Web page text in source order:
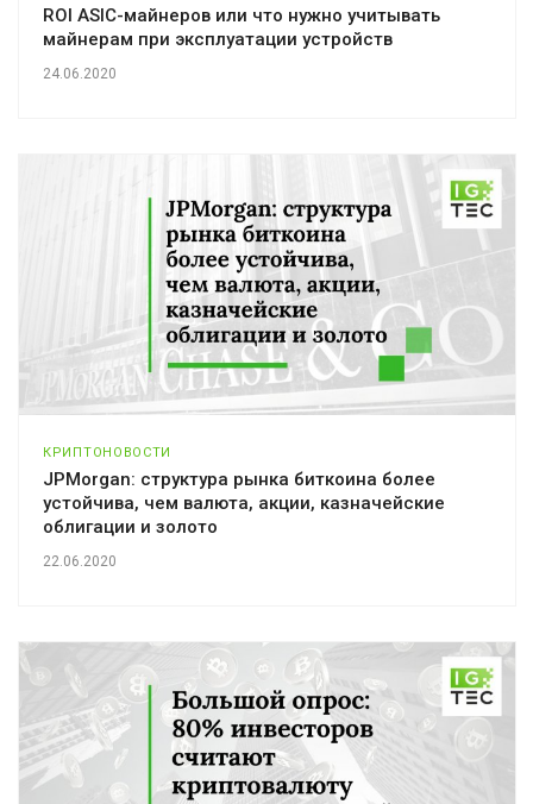
ROI ASIC-майнеров или что нужно учитывать
майнерам при эксплуатации устройств
24.06.2020
КРИПТОНОВОСТИ
JPMorgan: структура рынка биткоина более
устойчива, чем валюта, акции, казначейские
облигации и золото
22.06.2020